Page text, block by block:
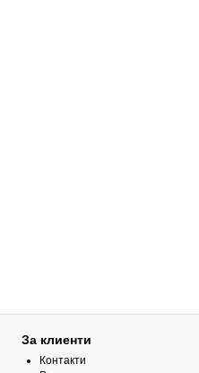
За клиенти
Контакти